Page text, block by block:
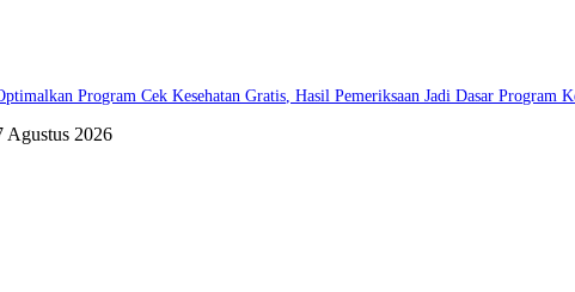
Program Cek Kesehatan Gratis, Hasil Pemeriksaan Jadi Dasar Program
Agustus 2026